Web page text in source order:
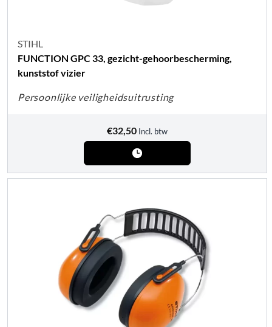
STIHL
FUNCTION GPC 33, gezicht-gehoorbescherming,
kunststof vizier
Persoonlijke veiligheidsuitrusting
€32,50 Incl. btw